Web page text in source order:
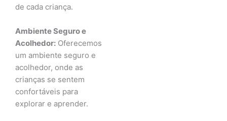
de cada criança.
Ambiente Seguro e
Acolhedor: Oferecemos
um ambiente seguro e
acolhedor, onde as
crianças se sentem
confortáveis para
explorar e aprender.